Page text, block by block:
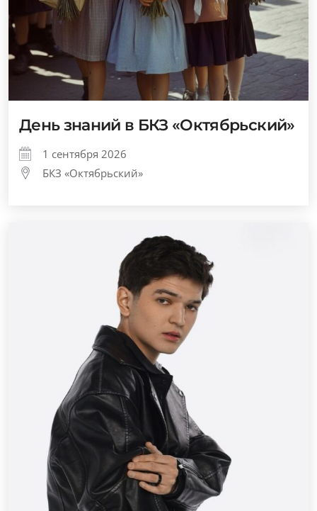
День знаний в БКЗ «Октябрьский»
1 сентября 2026
БКЗ «Октябрьский»